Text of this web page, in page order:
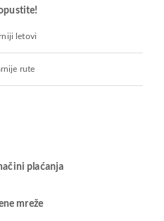
letovi
rute
plaćanja
mreže